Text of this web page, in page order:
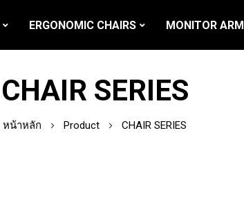
ERGONOMIC CHAIRS MONITOR ARM
CHAIR SERIES
หน้าหลัก Product CHAIR SERIES